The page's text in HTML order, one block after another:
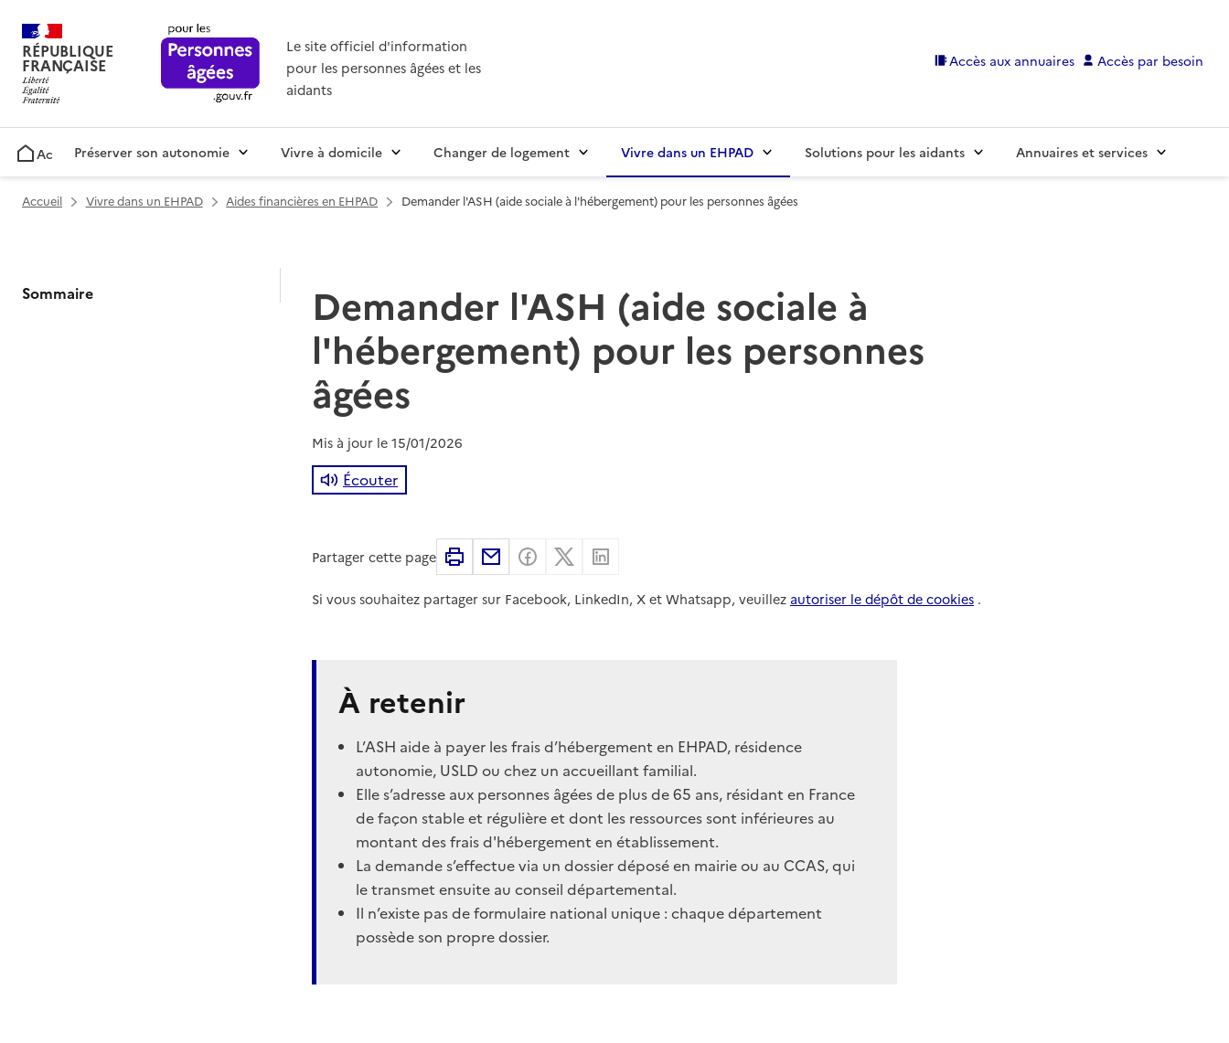
RÉPUBLIQUE
FRANÇAISE
Le site officiel d'information
pour les personnes âgées et les
aidants
Accès aux annuaires Accès par besoin
AccueilPréserver son autonomie Vivre à domicile Changer de logement Vivre dans un EHPAD Solutions pour les aidants Annuaires et services
Accueil Vivre dans un EHPAD Aides financières en EHPAD Demander l'ASH (aide sociale à l'hébergement) pour les personnes âgées
Demander l'ASH (aide sociale à
l'hébergement) pour les personnes
âgées
Mis à jour le 15/01/2026
Écouter
Partager cette page ImprimerPartager par email
Partager sur Facebook
Partager sur X
Si vous souhaitez partager sur Facebook, LinkedIn, X et Whatsapp, veuillez autoriser le dépôt de cookies .
Sommaire
À retenir
L’ASH aide à payer les frais d’hébergement en EHPAD, résidence
autonomie, USLD ou chez un accueillant familial.
Elle s’adresse aux personnes âgées de plus de 65 ans, résidant en France
de façon stable et régulière et dont les ressources sont inférieures au
montant des frais d'hébergement en établissement.
La demande s’effectue via un dossier déposé en mairie ou au CCAS, qui
le transmet ensuite au conseil départemental.
Il n’existe pas de formulaire national unique : chaque département
possède son propre dossier.